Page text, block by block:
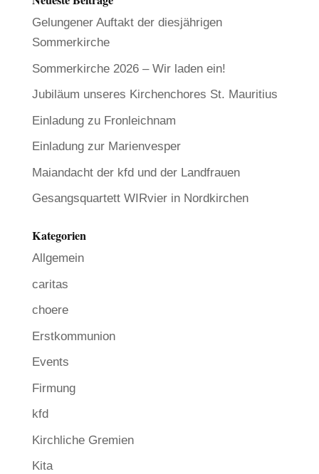
Gelungener Auftakt der diesjährigen
Sommerkirche
Sommerkirche 2026 – Wir laden ein!
Jubiläum unseres Kirchenchores St. Mauritius
Einladung zu Fronleichnam
Einladung zur Marienvesper
Maiandacht der kfd und der Landfrauen
Gesangsquartett WIRvier in Nordkirchen
Kategorien
Allgemein
caritas
choere
Erstkommunion
Events
Firmung
kfd
Kirchliche Gremien
Kita